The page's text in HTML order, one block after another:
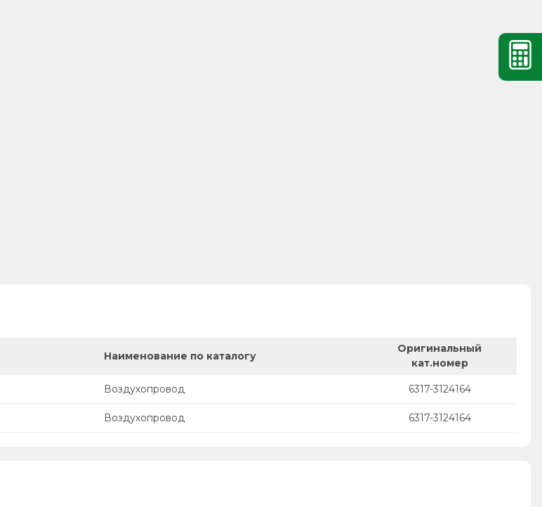
Наименование по каталогу
Оригинальный
кат.номер
Воздухопровод 6317-3124164
Воздухопровод 6317-3124164